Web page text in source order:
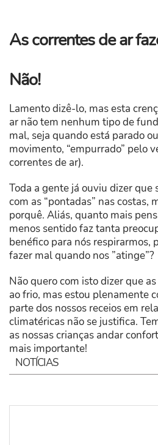
As correntes de ar
Não!
Lamento dizê-lo, mas esta
ar não tem nenhum tipo de
mal, seja quando está parado
movimento, “empurrado” pelo
correntes de ar).
Toda a gente já ouviu dizer que
com as “pontadas” nas costas,
porquê. Aliás, quanto mais
menos sentido faz tanta
benéfico para nós respirarmos,
fazer mal quando nos ”atinge”?
Não quero com isto dizer que
ao frio, mas estou plenamente
parte dos nossos receios em
climatéricas não se justifica.
as nossas crianças andar
mais importante!
NOTÍCIAS